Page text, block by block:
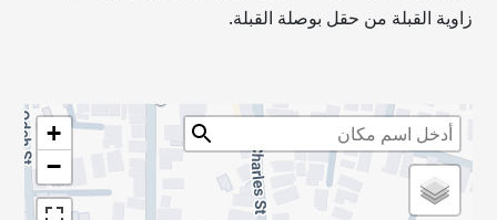
زاوية القبلة من حقل بوصلة القبلة.
+
−